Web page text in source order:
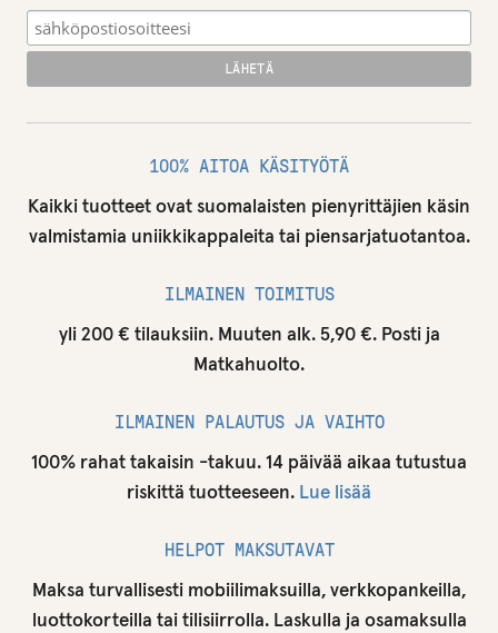
100% AITOA KÄSITYÖTÄ
Kaikki tuotteet ovat suomalaisten pienyrittäjien käsin
valmistamia uniikkikappaleita tai piensarjatuotantoa.
ILMAINEN TOIMITUS
yli 200 € tilauksiin. Muuten alk. 5,90 €. Posti ja
Matkahuolto.
ILMAINEN PALAUTUS JA VAIHTO
100% rahat takaisin -takuu. 14 päivää aikaa tutustua
riskittä tuotteeseen. Lue lisää
HELPOT MAKSUTAVAT
Maksa turvallisesti mobiilimaksuilla, verkkopankeilla,
luottokorteilla tai tilisiirrolla. Laskulla ja osamaksulla